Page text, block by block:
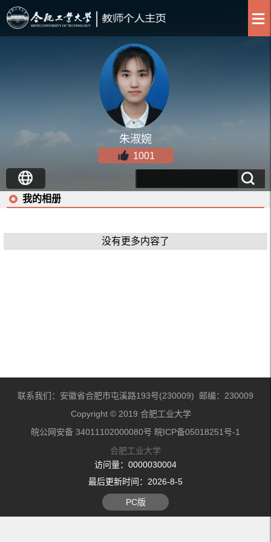
朱淑婉
1001
我的相册
没有更多内容了
联系我们：安徽省合肥市屯溪路193号(230009) 邮编：230009
Copyright © 2019 合肥工业大学
皖公网安备 34011102000080号 皖ICP备05018251号-1
合肥工业大学
访问量： 0000030004
最后更新时间： 2026-8-5
PC版